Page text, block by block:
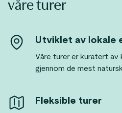
våre turer
Utviklet av lokale
Våre turer er kuratert
gjennom de mest
Fleksible turer